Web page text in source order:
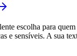
escolha para
e sensíveis. A sua